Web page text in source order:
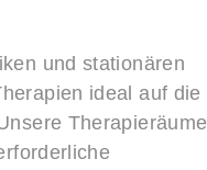
und stationären
ideal auf die
Therapieräume